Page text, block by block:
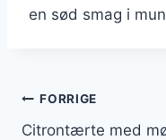
en sød smag i
FORRIGE
Citrontærte med